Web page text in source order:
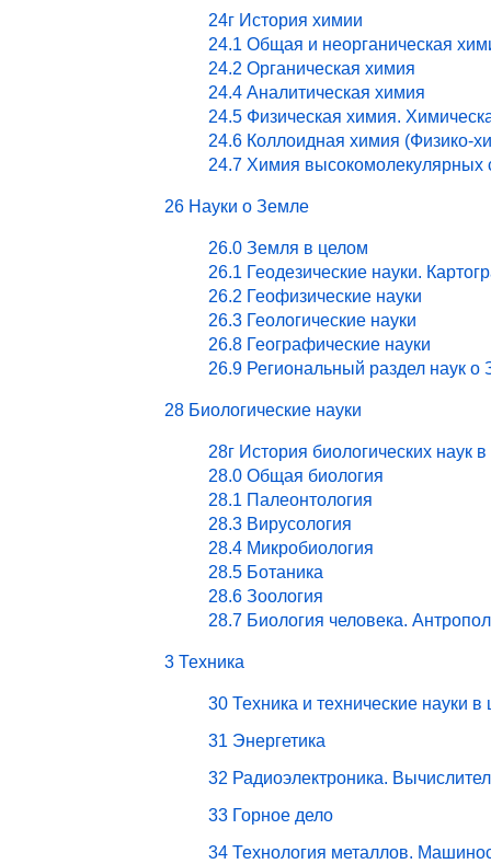
24г История химии
24.1 Общая и неорганическая
24.2 Органическая химия
24.4 Аналитическая химия
24.5 Физическая химия.
24.6 Коллоидная химия (Физико-
24.7 Химия высокомолекулярных
26 Науки о Земле
26.0 Земля в целом
26.1 Геодезические науки.
26.2 Геофизические науки
26.3 Геологические науки
26.8 Географические науки
26.9 Региональный раздел наук о
28 Биологические науки
28г История биологических наук
28.0 Общая биология
28.1 Палеонтология
28.3 Вирусология
28.4 Микробиология
28.5 Ботаника
28.6 Зоология
28.7 Биология человека.
3 Техника
30 Техника и технические науки в
31 Энергетика
32 Радиоэлектроника.
33 Горное дело
34 Технология металлов.